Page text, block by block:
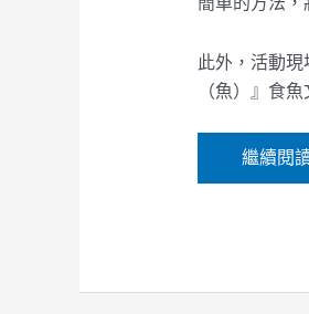
此外，活動
（魚）』食
繼續閱